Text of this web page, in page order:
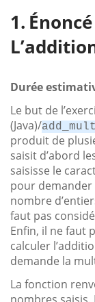
Durée
Le but de
(Java)/add_mult
produit de
saisit d’abord
saisisse le
pour demander
nombre
faut pas
Enfin, il ne faut
calculer
demande la
La fonction